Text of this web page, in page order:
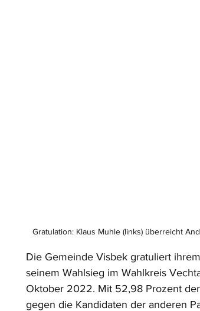
Gratulation: Klaus Muhle (links) überreicht
Die Gemeinde Visbek gratuliert
seinem Wahlsieg im Wahlkreis
Oktober 2022. Mit 52,98 Prozent
gegen die Kandidaten der anderen